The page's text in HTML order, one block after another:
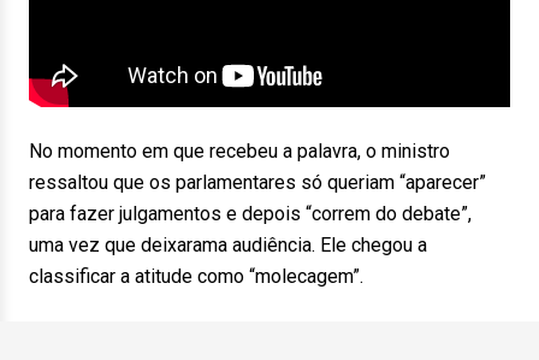
No momento em que recebeu a palavra, o ministro
ressaltou que os parlamentares só queriam “aparecer”
para fazer julgamentos e depois “correm do debate”,
uma vez que deixarama audiência. Ele chegou a
classificar a atitude como “molecagem”.